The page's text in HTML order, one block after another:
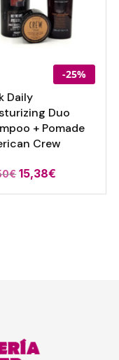
-25%
Daily
Duo
+ Pomade
Crew
€ 15,38€